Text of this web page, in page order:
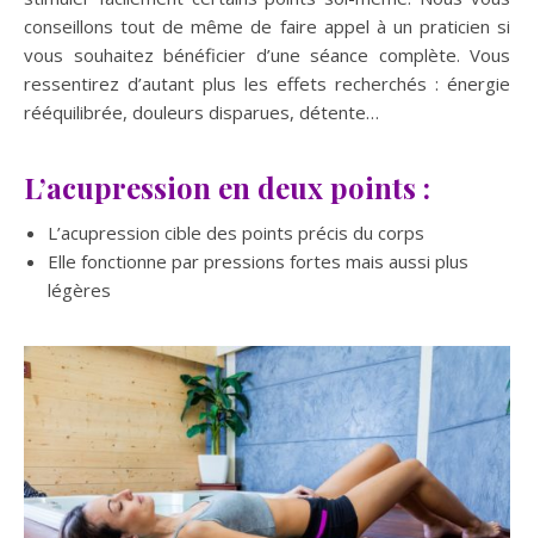
conseillons tout de même de faire appel à un praticien si
vous souhaitez bénéficier d’une séance complète. Vous
ressentirez d’autant plus les effets recherchés : énergie
rééquilibrée, douleurs disparues, détente…
L’acupression en deux points :
L’acupression cible des points précis du corps
Elle fonctionne par pressions fortes mais aussi plus
légères